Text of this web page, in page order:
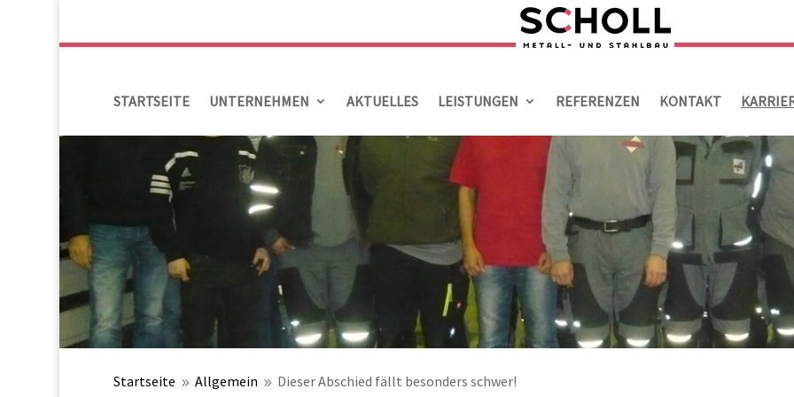
STARTSEITE UNTERNEHMEN AKTUELLES LEISTUNGEN REFERENZEN KONTAKT
Startseite 9 Allgemein 9 Dieser Abschied fällt besonders schwer!